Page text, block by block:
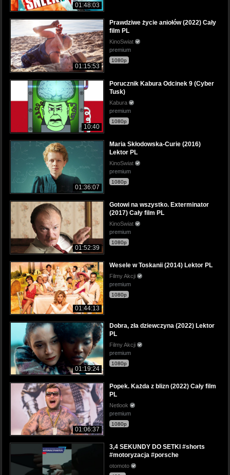
01:48:03
01:15:53
Prawdziwe życie aniołów (2022) Cały
film PL
KinoSwiat
premium
1080p
10:40
Porucznik Kabura Odcinek 9 (Cyber
Tusk)
Kabura
premium
1080p
01:36:07
Maria Skłodowska-Curie (2016)
Lektor PL
KinoSwiat
premium
1080p
01:52:39
Gotowi na wszystko. Exterminator
(2017) Cały film PL
KinoSwiat
premium
1080p
01:44:13
Wesele w Toskanii (2014) Lektor PL
Filmy Akcji
premium
1080p
01:19:24
Dobra, zła dziewczyna (2022) Lektor
PL
Filmy Akcji
premium
1080p
01:06:37
Popek. Każda z blizn (2022) Cały film
PL
Netlook
premium
1080p
3,4 SEKUNDY DO SETKI #shorts
#motoryzacja #porsche
otomoto